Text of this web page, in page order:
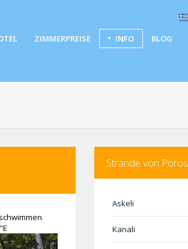
ZIMMERPREISE INFO BLOG
Strände von Poros
Askeli
Kanali